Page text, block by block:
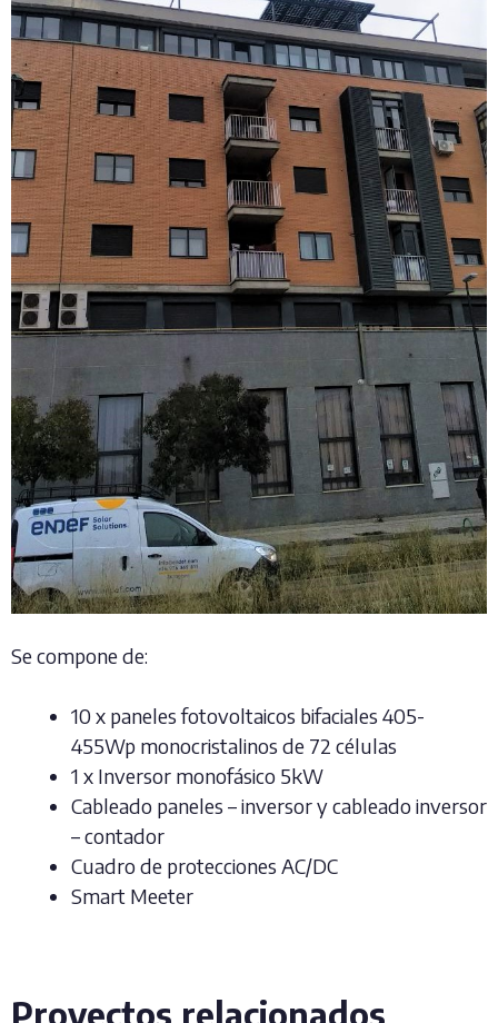
Se compone de:
10 x paneles fotovoltaicos bifaciales 405-
455Wp monocristalinos de 72 células
1 x Inversor monofásico 5kW
Cableado paneles – inversor y cableado inversor
– contador
Cuadro de protecciones AC/DC
Smart Meeter
Proyectos relacionados